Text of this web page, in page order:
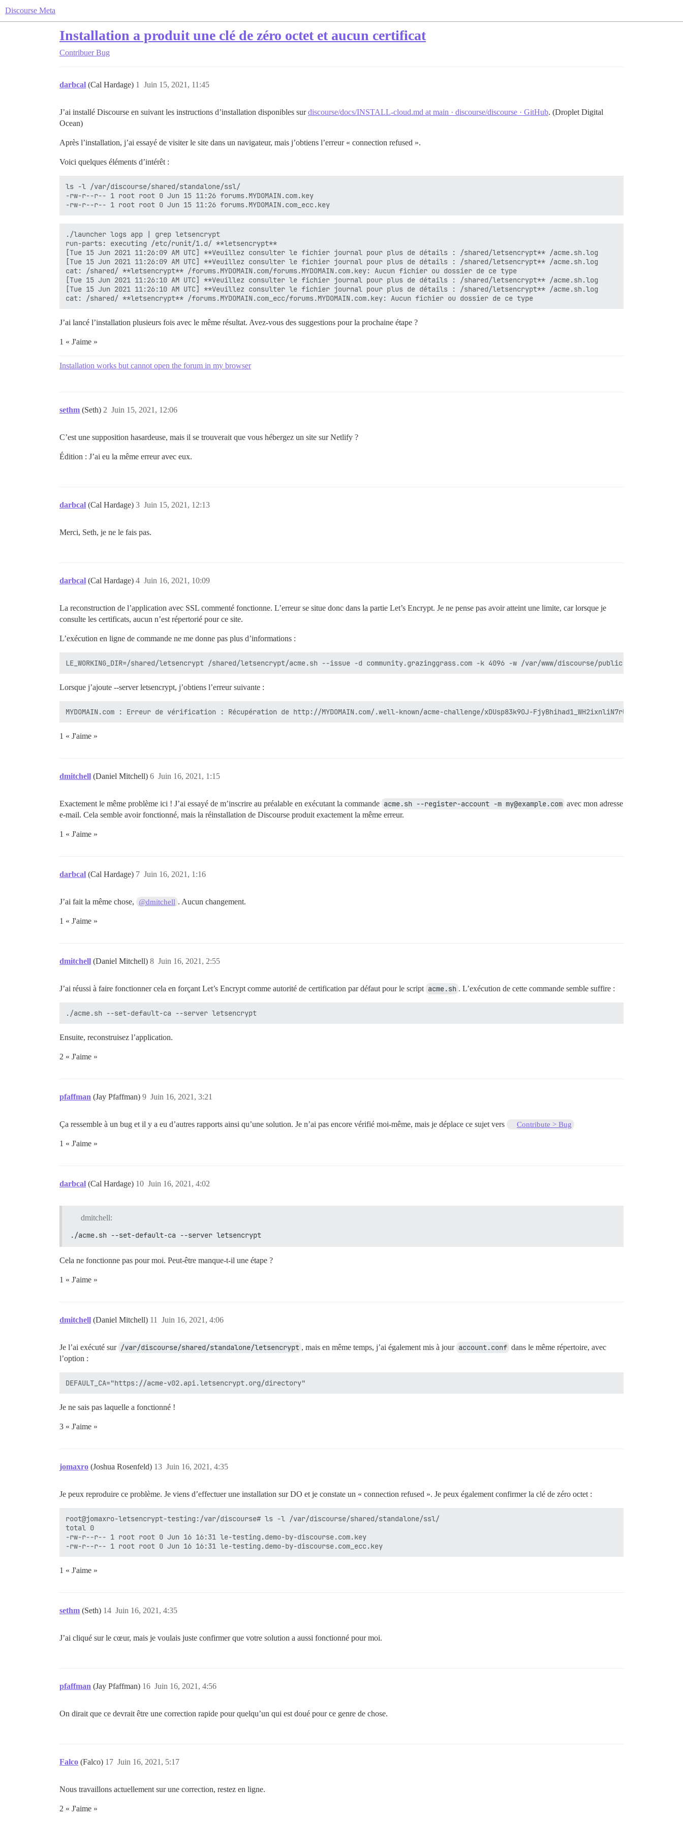
Discourse Meta
Installation a produit une clé de zéro octet et aucun certificat
Contribuer Bug
darbcal (Cal Hardage) Juin 15, 2021, 11:45
1
J’ai installé Discourse en suivant les instructions d’installation disponibles surdiscourse/docs/INSTALL-cloud.md at main · discourse/discourse · GitHub. (Droplet Digital
Ocean)
Après l’installation, j’ai essayé de visiter le site dans un navigateur, mais j’obtiens l’erreur « connection refused ».
Voici quelques éléments d’intérêt :
ls -l /var/discourse/shared/standalone/ssl/
-rw-r--r-- 1 root root 0 Jun 15 11:26 forums.MYDOMAIN.com.key
./launcher logs app | grep letsencrypt
run-parts: executing /etc/runit/1.d/ **letsencrypt**
[Tue 15 Jun 2021 11:26:09 AM UTC] **Veuillez consulter le fichier journal pour plus de détails : /shared/letsencrypt** /acme.sh.log
[Tue 15 Jun 2021 11:26:09 AM UTC] **Veuillez consulter le fichier journal pour plus de détails : /shared/letsencrypt** /acme.sh.log
cat: /shared/ **letsencrypt** /forums.MYDOMAIN.com/forums.MYDOMAIN.com.key: Aucun fichier ou dossier de ce type
[Tue 15 Jun 2021 11:26:10 AM UTC] **Veuillez consulter le fichier journal pour plus de détails : /shared/letsencrypt** /acme.sh.log
[Tue 15 Jun 2021 11:26:10 AM UTC] **Veuillez consulter le fichier journal pour plus de détails : /shared/letsencrypt** /acme.sh.log
J’ai lancé l’installation plusieurs fois avec le même résultat. Avez-vous des suggestions pour la prochaine étape ?
1 « J'aime »
Installation works but cannot open the forum in my browser
sethm (Seth) Juin 15, 2021, 12:06
2
C’est une supposition hasardeuse, mais il se trouverait que vous hébergez un site sur Netlify ?
Édition : J’ai eu la même erreur avec eux.
darbcal (Cal Hardage) Juin 15, 2021, 12:13
3
Merci, Seth, je ne le fais pas.
darbcal (Cal Hardage) Juin 16, 2021, 10:09
4
La reconstruction de l’application avec SSL commenté fonctionne. L’erreur se situe donc dans la partie Let’s Encrypt. Je ne pense pas avoir atteint une limite, car lorsque je
consulte les certificats, aucun n’est répertorié pour ce site.
L’exécution en ligne de commande ne me donne pas plus d’informations :
Lorsque j’ajoute --server letsencrypt, j’obtiens l’erreur suivante :
1 « J'aime »
dmitchell (Daniel Mitchell) Juin 16, 2021, 1:15
6
Exactement le même problème ici ! J’ai essayé de m’inscrire au préalable en exécutant la commande acme.sh --register-account -m my@example.com avec mon adresse
e-mail. Cela semble avoir fonctionné, mais la réinstallation de Discourse produit exactement la même erreur.
1 « J'aime »
darbcal (Cal Hardage) Juin 16, 2021, 1:16
7
J’ai fait la même chose, @dmitchell . Aucun changement.
1 « J'aime »
dmitchell (Daniel Mitchell) Juin 16, 2021, 2:55
8
J’ai réussi à faire fonctionner cela en forçant Let’s Encrypt comme autorité de certification par défaut pour le script acme.sh . L’exécution de cette commande semble suffire :
Ensuite, reconstruisez l’application.
2 « J'aime »
pfaffman (Jay Pfaffman) Juin 16, 2021, 3:21
9
Ça ressemble à un bug et il y a eu d’autres rapports ainsi qu’une solution. Je n’ai pas encore vérifié moi-même, mais je déplace ce sujet vers Contribute > Bug
1 « J'aime »
darbcal (Cal Hardage) Juin 16, 2021, 4:02
10
dmitchell:
./acme.sh --set-default-ca --server letsencrypt
Cela ne fonctionne pas pour moi. Peut-être manque-t-il une étape ?
1 « J'aime »
dmitchell (Daniel Mitchell) Juin 16, 2021, 4:06
11
Je l’ai exécuté sur /var/discourse/shared/standalone/letsencrypt , mais en même temps, j’ai également mis à jour account.conf dans le même répertoire, avec
l’option :
Je ne sais pas laquelle a fonctionné !
3 « J'aime »
jomaxro (Joshua Rosenfeld) Juin 16, 2021, 4:35
13
Je peux reproduire ce problème. Je viens d’effectuer une installation sur DO et je constate un « connection refused ». Je peux également confirmer la clé de zéro octet :
root@jomaxro-letsencrypt-testing:/var/discourse# ls -l /var/discourse/shared/standalone/ssl/
total 0
-rw-r--r-- 1 root root 0 Jun 16 16:31 le-testing.demo-by-discourse.com.key
1 « J'aime »
sethm (Seth) Juin 16, 2021, 4:35
14
J’ai cliqué sur le cœur, mais je voulais juste confirmer que votre solution a aussi fonctionné pour moi.
pfaffman (Jay Pfaffman) Juin 16, 2021, 4:56
16
On dirait que ce devrait être une correction rapide pour quelqu’un qui est doué pour ce genre de chose.
Falco (Falco) Juin 16, 2021, 5:17
17
Nous travaillons actuellement sur une correction, restez en ligne.
2 « J'aime »